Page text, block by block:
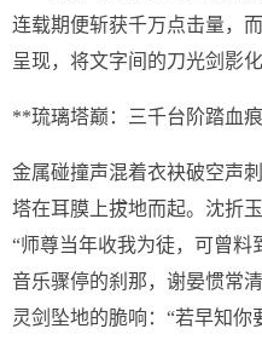
连载期便斩获千万点击量，
呈现，将文字间的刀光剑影
**琉璃塔巅：三千台阶踏血
金属碰撞声混着衣袂破空声
塔在耳膜上拔地而起。沈折
“师尊当年收我为徒，可曾料
音乐骤停的刹那，谢晏惯常
灵剑坠地的脆响：“若早知